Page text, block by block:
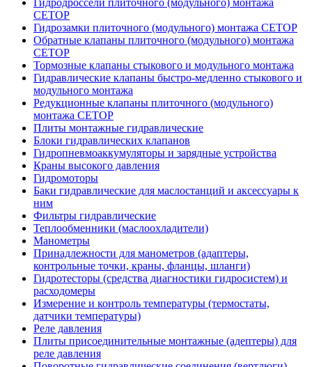
CETOP
Гидрозамки плиточного (модульного) монтажа CETOP
Обратные клапаны плиточного (модульного) монтажа
CETOP
Тормозные клапаны стыкового и модульного монтажа
Гидравлические клапаны быстро-медленно стыкового и
модульного монтажа
Редукционные клапаны плиточного (модульного)
монтажа CETOP
Плиты монтажные гидравлические
Блоки гидравлических клапанов
Гидропневмоаккумуляторы и зарядные устройства
Краны высокого давления
Гидромоторы
Баки гидравлические для маслостанций и аксессуары к
ним
Фильтры гидравлические
Теплообменники (маслоохладители)
Манометры
Принадлежности для манометров (адаптеры,
контрольные точки, краны, фланцы, шланги)
Гидротесторы (средства диагностики гидросистем) и
расходомеры
Измерение и контроль температуры (термостаты,
датчики температуры)
Реле давления
Плиты присоединительные монтажные (адептеры) для
реле давления